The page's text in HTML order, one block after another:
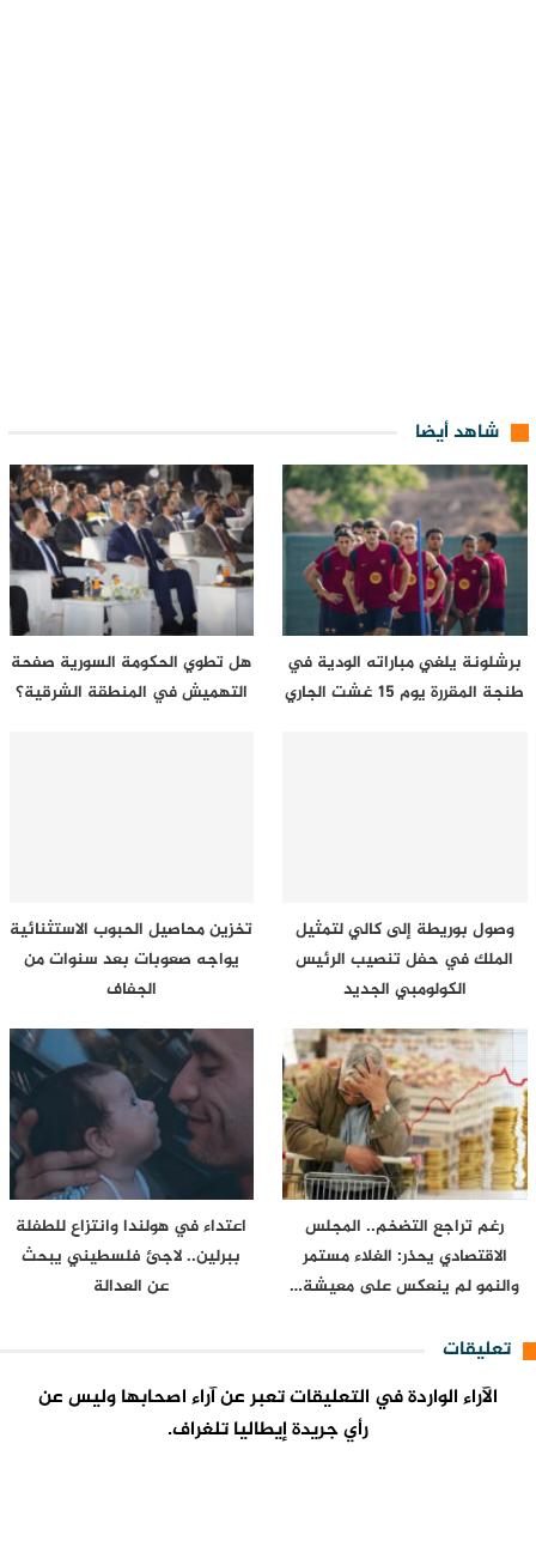
شاهد أيضا
برشلونة يلغي مباراته الودية في
طنجة المقررة يوم 15 غشت الجاري
هل تطوي الحكومة السورية صفحة
التهميش في المنطقة الشرقية؟
وصول بوريطة إلى كالي لتمثيل
الملك في حفل تنصيب الرئيس
الكولومبي الجديد
تخزين محاصيل الحبوب الاستثنائية
يواجه صعوبات بعد سنوات من
الجفاف
رغم تراجع التضخم.. المجلس
الاقتصادي يحذر: الغلاء مستمر
والنمو لم ينعكس على معيشة…
اعتداء في هولندا وانتزاع للطفلة
ببرلين.. لاجئ فلسطيني يبحث
عن العدالة
تعليقات
الآراء الواردة في التعليقات تعبر عن آراء اصحابها وليس عن
رأي جريدة إيطاليا تلغراف.